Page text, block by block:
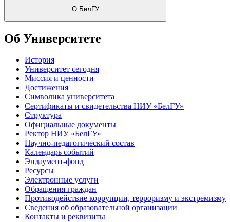
О БелГУ
Об Университете
История
Университет сегодня
Миссия и ценности
Достижения
Символика университета
Сертификаты и свидетельства НИУ «БелГУ»
Структура
Официальные документы
Ректор НИУ «БелГУ»
Научно-педагогический состав
Календарь событий
Эндаумент-фонд
Ресурсы
Электронные услуги
Обращения граждан
Противодействие коррупции, терроризму и экстремизму
Сведения об образовательной организации
Контакты и реквизиты